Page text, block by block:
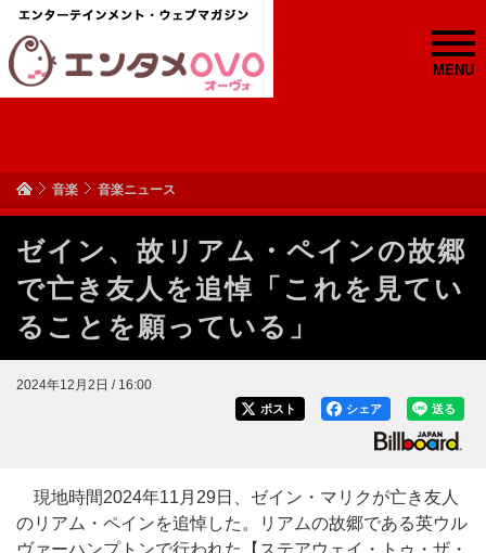
MENU
音楽 音楽ニュース
ゼイン、故リアム・ペインの故郷
で亡き友人を追悼「これを見てい
ることを願っている」
2024年12月2日 / 16:00
送る
シェア
ポスト
現地時間2024年11月29日、ゼイン・マリクが亡き友人
のリアム・ペインを追悼した。リアムの故郷である英ウル
ヴァーハンプトンで行われた【ステアウェイ・トゥ・ザ・